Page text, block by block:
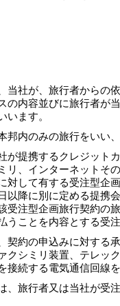
当社が、旅行者からの
の内容並びに旅行者が
ます。
邦内のみの旅行をいい
が提携するクレジット
リ、インターネットそ
対して有する受注型企
以降に別に定める提携
受注型企画旅行契約の
ことを内容とする受
契約の申込みに対する
クシミリ装置、テレッ
接続する電気通信回線
、旅行者又は当社が受